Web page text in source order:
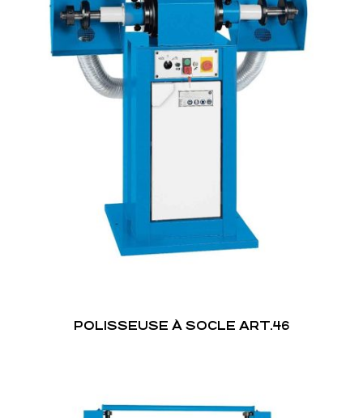
POLISSEUSE À SOCLE ART.46